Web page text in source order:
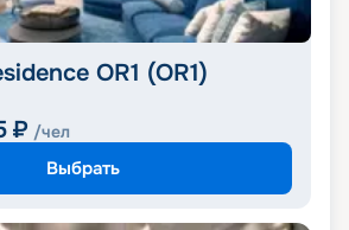
OR1 (OR1)
₽ /чел
Выбрать